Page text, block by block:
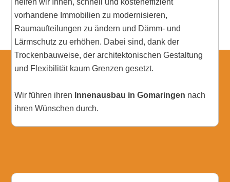
helfen wir Ihnen, schnell und kosteneffizient
vorhandene Immobilien zu modernisieren,
Raumaufteilungen zu ändern und Dämm- und
Lärmschutz zu erhöhen. Dabei sind, dank der
Trockenbauweise, der architektonischen Gestaltung
und Flexibilität kaum Grenzen gesetzt.
Wir führen ihren Innenausbau in Gomaringen nach
ihren Wünschen durch.